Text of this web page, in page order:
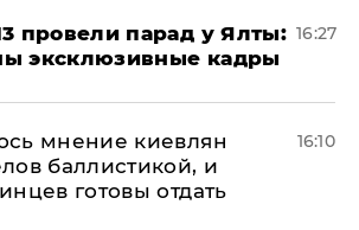
провели парад у Ялты:
эксклюзивные кадры
16:27
мнение киевлян
баллистикой, и
готовы отдать
16:10